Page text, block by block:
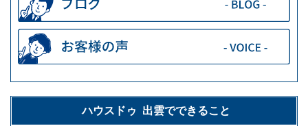
ハウスドゥ 出雲でできること